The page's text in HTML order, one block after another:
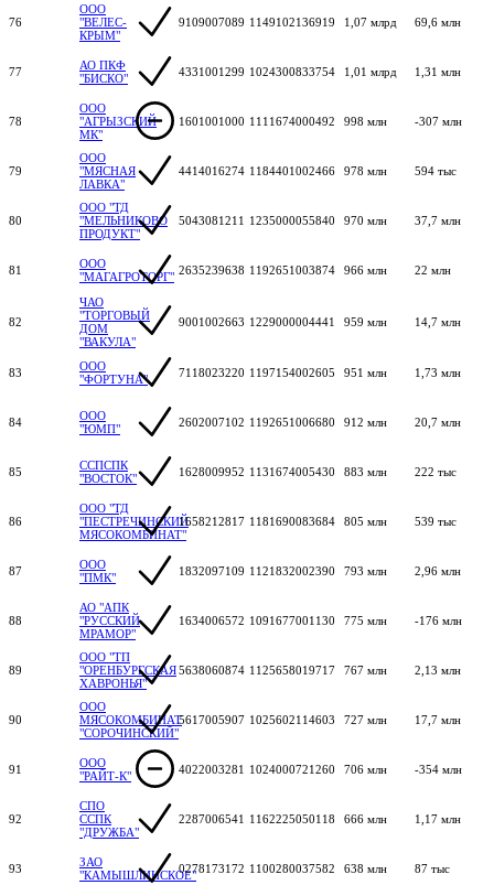
76
ООО
"ВЕЛЕС-
КРЫМ"
9109007089 1149102136919 1,07 млрд 69,6 млн
77
АО ПКФ
"БИСКО"
4331001299 1024300833754 1,01 млрд 1,31 млн
78
ООО
"АГРЫЗСКИЙ
МК"
1601001000 1111674000492 998 млн -307 млн
79
ООО
"МЯСНАЯ
ЛАВКА"
4414016274 1184401002466 978 млн 594 тыс
80
ООО "ТД
"МЕЛЬНИКОВО
ПРОДУКТ"
5043081211 1235000055840 970 млн 37,7 млн
81
ООО
"МАГАГРОТОРГ" 2635239638 1192651003874 966 млн 22 млн
82
ЧАО
"ТОРГОВЫЙ
ДОМ
"ВАКУЛА"
9001002663 1229000004441 959 млн 14,7 млн
83
ООО
"ФОРТУНА"
7118023220 1197154002605 951 млн 1,73 млн
84
ООО
"ЮМП"
2602007102 1192651006680 912 млн 20,7 млн
85
ССПСПК
"ВОСТОК"
1628009952 1131674005430 883 млн 222 тыс
86
ООО "ТД
"ПЕСТРЕЧИНСКИЙ
МЯСОКОМБИНАТ"
1658212817 1181690083684 805 млн 539 тыс
87
ООО
"ПМК"
1832097109 1121832002390 793 млн 2,96 млн
88
АО "АПК
"РУССКИЙ
МРАМОР"
1634006572 1091677001130 775 млн -176 млн
89
ООО "ТП
"ОРЕНБУРГСКАЯ
ХАВРОНЬЯ"
5638060874 1125658019717 767 млн 2,13 млн
90
ООО
МЯСОКОМБИНАТ
"СОРОЧИНСКИЙ"
5617005907 1025602114603 727 млн 17,7 млн
91
ООО
"РАЙТ-К"
4022003281 1024000721260 706 млн -354 млн
92
СПО
ССПК
"ДРУЖБА"
2287006541 1162225050118 666 млн 1,17 млн
93
ЗАО
"КАМЫШЛИНСКОЕ"0278173172 1100280037582 638 млн 87 тыс